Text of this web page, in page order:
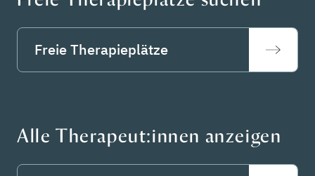
Freie Therapieplätze
Alle Therapeut:innen anzeigen